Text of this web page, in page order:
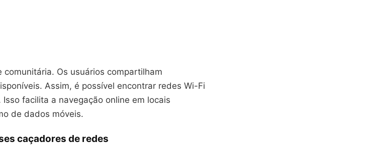
comunitária. Os usuários compartilham
Assim, é possível encontrar redes Wi-Fi
facilita a navegação online em locais
de dados móveis.
caçadores de redes